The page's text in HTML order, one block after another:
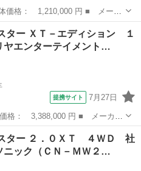
スター ■ グレード名： ２．
新品交換済 本革シート ■ 排
ター ＸＴ－エディション １
ヤエンターテイメント…
提携サイト 7月27日
ター ■ グレード名： ＸＴ－
エンターテイメント ■ 排気
ター ２．０ＸＴ ４ＷＤ 社
ック（ＣＮ－ＭＷ２…